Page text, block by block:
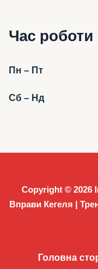
Час роботи
Пн – Пт
Сб – Нд
Copyright © 2026
Вправи Кегеля |
Головна